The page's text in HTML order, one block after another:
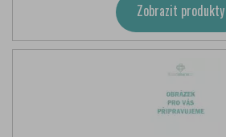
Zobrazit produkty